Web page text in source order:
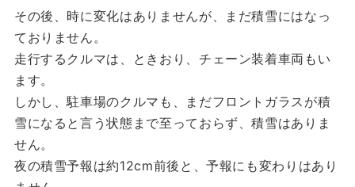
その後、時に変化はありませんが、まだ積雪にはなっ
ておりません。
走行するクルマは、ときおり、チェーン装着車両もい
ます。
しかし、駐車場のクルマも、まだフロントガラスが積
雪になると言う状態まで至っておらず、積雪はありま
せん。
夜の積雪予報は約12cm前後と、予報にも変わりはあり